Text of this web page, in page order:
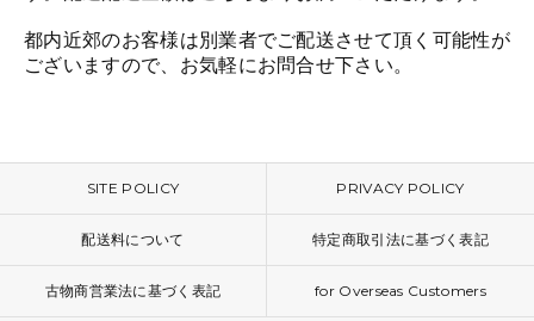
都内近郊のお客様は別業者でご配送させて頂く可能性が
ございますので、お気軽にお問合せ下さい。
SITE POLICY PRIVACY POLICY
配送料について 特定商取引法に基づく表記
古物商営業法に基づく表記 for Overseas Customers